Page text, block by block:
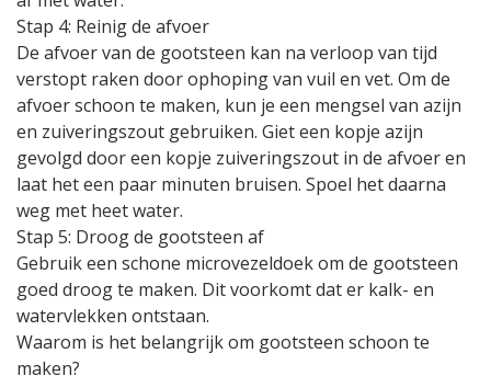
Stap 4: Reinig de afvoer
De afvoer van de gootsteen kan na verloop van tijd
verstopt raken door ophoping van vuil en vet. Om de
afvoer schoon te maken, kun je een mengsel van azijn
en zuiveringszout gebruiken. Giet een kopje azijn
gevolgd door een kopje zuiveringszout in de afvoer en
laat het een paar minuten bruisen. Spoel het daarna
weg met heet water.
Stap 5: Droog de gootsteen af
Gebruik een schone microvezeldoek om de gootsteen
goed droog te maken. Dit voorkomt dat er kalk- en
watervlekken ontstaan.
Waarom is het belangrijk om gootsteen schoon te
maken?